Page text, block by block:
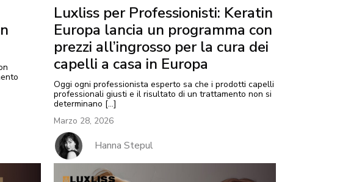
Luxliss per Professionisti: Keratin
Europa lancia un programma con
prezzi all’ingrosso per la cura dei
capelli a casa in Europa
Oggi ogni professionista esperto sa che i prodotti capelli
professionali giusti e il risultato di un trattamento non si
determinano […]
Marzo 28, 2026
Hanna Stepul